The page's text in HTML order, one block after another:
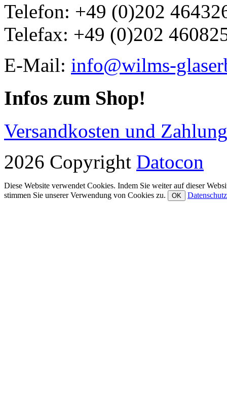
Telefon: +49 (0)202
Telefax: +49 (0)202
E-Mail: info@wilms-
Infos zum Shop!
Versandkosten und
2026 Copyright Datocon
Diese Website verwendet Cookies. Indem Sie weiter auf dieser
stimmen Sie unserer Verwendung von Cookies zu.
OK